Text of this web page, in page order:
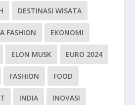
DESTINASI WISATA
FASHION EKONOMI
ELON MUSK EURO 2024
FASHION FOOD
INDIA INOVASI